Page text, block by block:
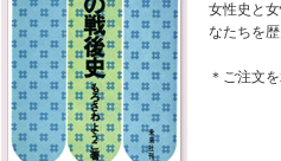
女性史と
なたちを
＊ご注文